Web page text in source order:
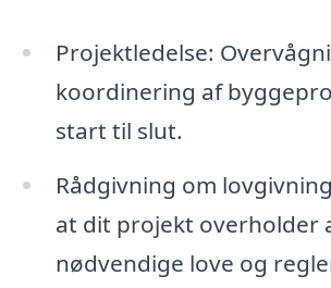
Projektledelse:
koordinering af
start til slut.
Rådgivning om
at dit projekt overholder
nødvendige love og